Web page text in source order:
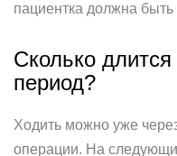
пациентка должна
Сколько
период?
Ходить можно уже
операции. На